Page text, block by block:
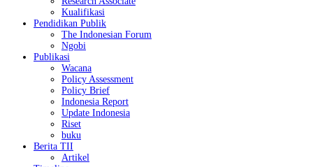
Kualifikasi
Pendidikan Publik
The Indonesian Forum
Ngobi
Publikasi
Wacana
Policy Assessment
Policy Brief
Indonesia Report
Update Indonesia
Riset
buku
Berita TII
Artikel